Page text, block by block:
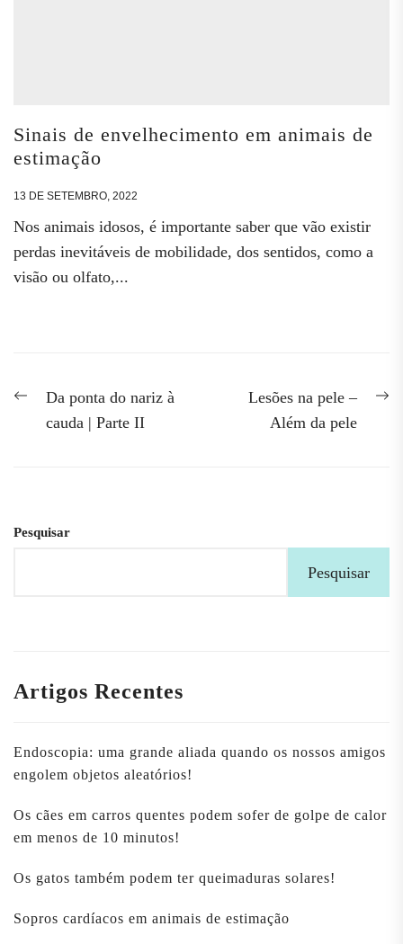
Sinais de envelhecimento em animais de
estimação
13 DE SETEMBRO, 2022
Nos animais idosos, é importante saber que vão existir
perdas inevitáveis de mobilidade, dos sentidos, como a
visão ou olfato,...
Navegação
PreviousDa ponta do nariz à
cauda | Parte II
Lesões na pele –
Além da pele
Pesquisar
Pesquisar
Artigos Recentes
Endoscopia: uma grande aliada quando os nossos amigos
engolem objetos aleatórios!
Os cães em carros quentes podem sofer de golpe de calor
em menos de 10 minutos!
Os gatos também podem ter queimaduras solares!
Sopros cardíacos em animais de estimação